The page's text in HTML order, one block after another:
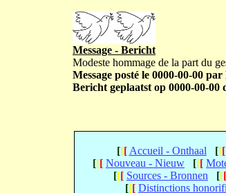
Message - Bericht
Modeste hommage de la part du
Message posté le 0000-00-00
Bericht geplaatst op 0000-00-
[[[ Accueil - Onthaal [[[
[[[ Nouveau - Nieuw [[[
[[[ Sources - Bronnen [[[
[[[ Distinctions